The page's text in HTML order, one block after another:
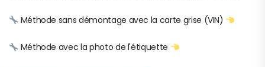
Méthode sans démontage avec la carte grise (VIN)
Méthode avec la photo de l'étiquette